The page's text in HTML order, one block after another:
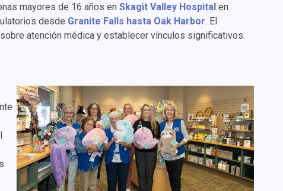
mayores de 16 años en Skagit Valley Hospitalen
desde Granite Falls hasta Oak Harbor. El
atención médica y establecer vínculos significativos.